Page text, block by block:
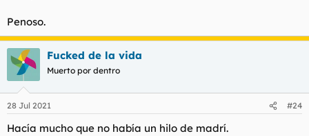
Penoso.
Fucked de la vida
Muerto por dentro
28 Jul 2021 #24
Hacía mucho que no había un hilo de madrí.